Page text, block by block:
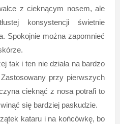
z cieknącym nosem, ale
konsystencji świetnie
Spokojnie można zapomnieć
tak i ten nie działa na bardzo
przy pierwszych
cieknąć z nosa potrafi to
się bardziej paskudzie.
kataru i na końcówkę, bo